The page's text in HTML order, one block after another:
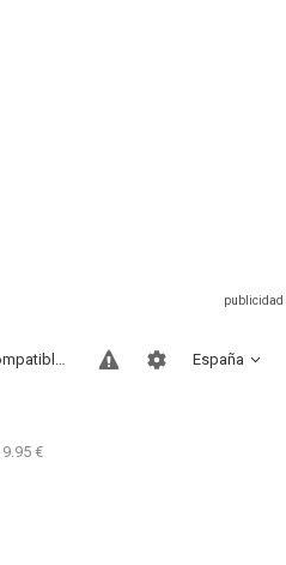
España
Sitios compatibles
9.95 €